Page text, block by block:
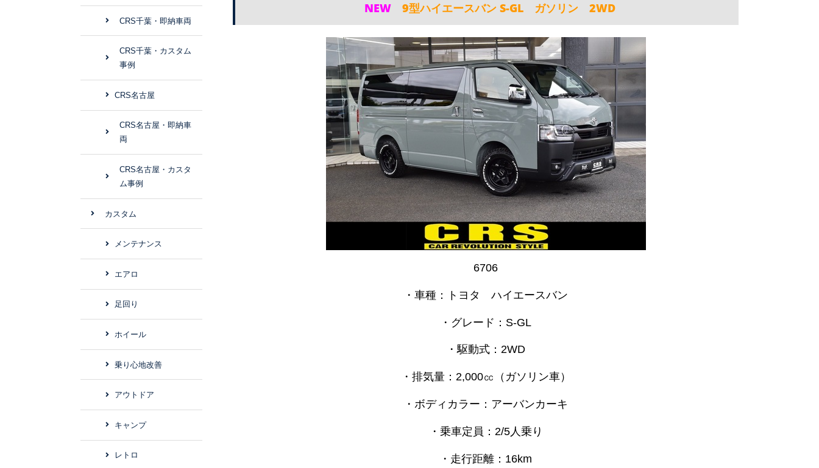
NEW9型ハイエースバン S-GL ガソリン 2WD
6706
・車種：トヨタ ハイエースバン
・グレード：S-GL
・駆動式：2WD
・排気量：2,000㏄ （ガソリン車）
・ボディカラー：アーバンカーキ
・乗車定員：2/5人乗り
・走行距離：16km
CRS千葉・即納車両
CRS千葉・カスタム
事例
CRS名古屋
CRS名古屋・即納車
両
CRS名古屋・カスタ
ム事例
カスタム
メンテナンス
エアロ
足回り
ホイール
乗り心地改善
アウトドア
キャンプ
レトロ